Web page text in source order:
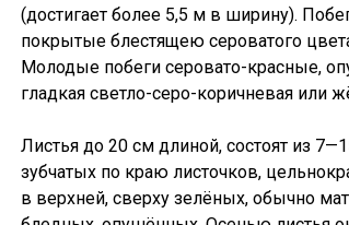
(достигает более 5,5 м в ширину).
покрытые блестящею сероватого
Молодые побеги серовато-красные,
гладкая светло-серо-коричневая или
Листья до 20 см длиной, состоят из
зубчатых по краю листочков,
в верхней, сверху зелёных, обычно